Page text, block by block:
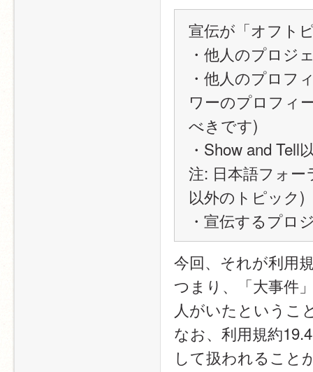
宣伝が「オフト
・他人のプロジ
・他人のプロフ
ワーのプロフィ
べきです)
・Show and
注: 日本語フォ
以外のトピック)
・宣伝するプロ
今回、それが利用
つまり、「大事件
人がいたというこ
なお、利用規約
して扱われること